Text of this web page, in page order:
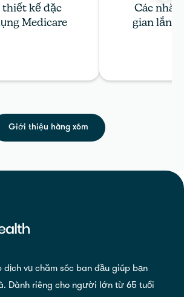
kế đặc
Medicare
Các nhà
gian lắng
Giới thiệu hàng xóm
dịch vụ chăm sóc ban đầu giúp bạn
Dành riêng cho người lớn từ 65 tuổi